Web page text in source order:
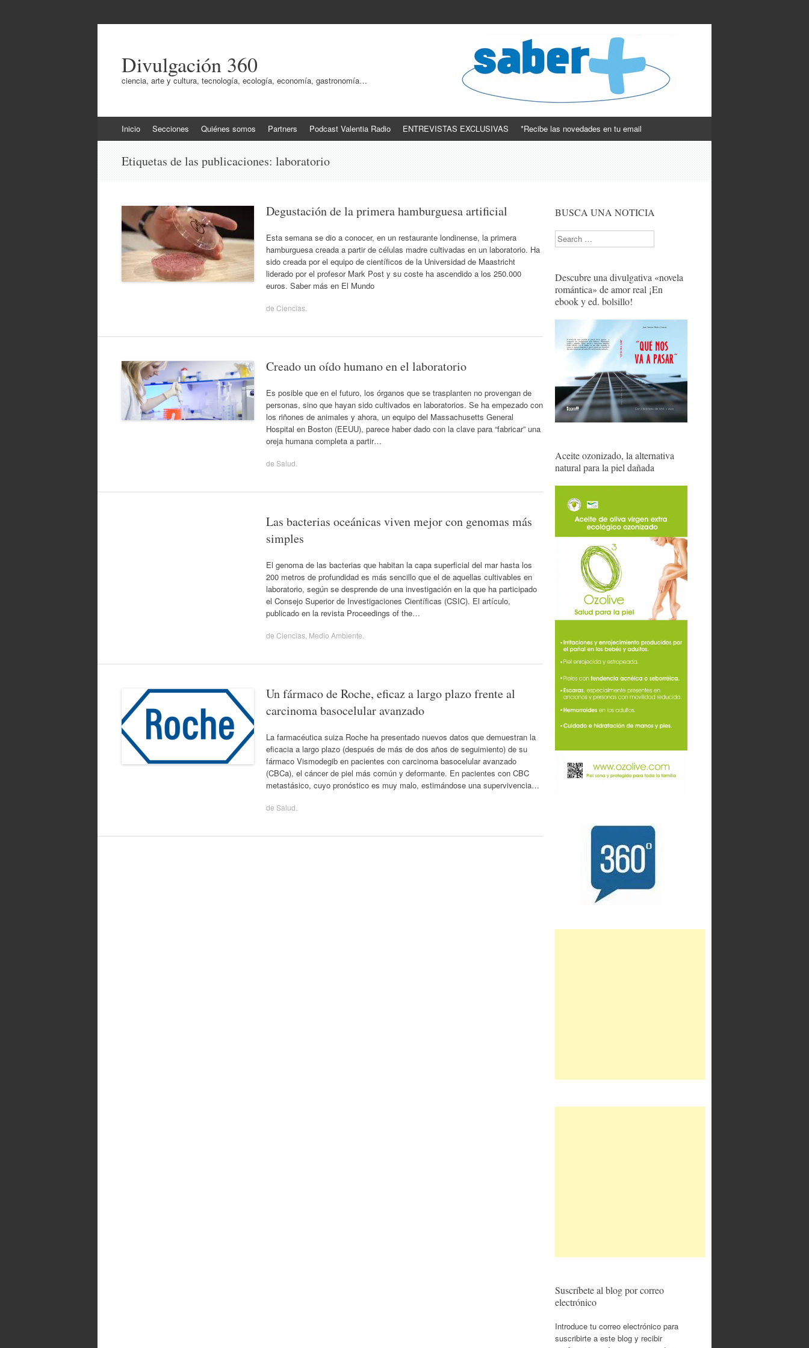
Divulgación 360
ciencia, arte y cultura, tecnología, ecología, economía, gastronomía…
al
Inicio Secciones Quiénes somos Partners Podcast Valentia Radio ENTREVISTAS EXCLUSIVAS *Recibe las novedades en tu email
Etiquetas de las publicaciones: laboratorio
Degustación de la primera hamburguesa artificial
Esta semana se dio a conocer, en un restaurante londinense, la primera
hamburguesa creada a partir de células madre cultivadas en un laboratorio. Ha
sido creada por el equipo de científicos de la Universidad de Maastricht
liderado por el profesor Mark Post y su coste ha ascendido a los 250.000
euros. Saber más en El Mundo
de Ciencias
Creado un oído humano en el laboratorio
Es posible que en el futuro, los órganos que se trasplanten no provengan de
personas, sino que hayan sido cultivados en laboratorios. Se ha empezado con
los riñones de animales y ahora, un equipo del Massachusetts General
Hospital en Boston (EEUU), parece haber dado con la clave para “fabricar” una
oreja humana completa a partir…
de Salud
Las bacterias oceánicas viven mejor con genomas más
simples
El genoma de las bacterias que habitan la capa superficial del mar hasta los
200 metros de profundidad es más sencillo que el de aquellas cultivables en
laboratorio, según se desprende de una investigación en la que ha participado
el Consejo Superior de Investigaciones Científicas (CSIC). El artículo,
publicado en la revista Proceedings of the…
de Ciencias Medio Ambiente
Un fármaco de Roche, eficaz a largo plazo frente al
carcinoma basocelular avanzado
La farmacéutica suiza Roche ha presentado nuevos datos que demuestran la
eficacia a largo plazo (después de más de dos años de seguimiento) de su
fármaco Vismodegib en pacientes con carcinoma basocelular avanzado
(CBCa), el cáncer de piel más común y deformante. En pacientes con CBC
metastásico, cuyo pronóstico es muy malo, estimándose una supervivencia…
de Salud
BUSCA UNA NOTICIA
Search
Descubre una divulgativa «novela
romántica» de amor real ¡En
ebook y ed. bolsillo!
Aceite ozonizado, la alternativa
natural para la piel dañada
Suscríbete al blog por correo
electrónico
Introduce tu correo electrónico para
suscribirte a este blog y recibir